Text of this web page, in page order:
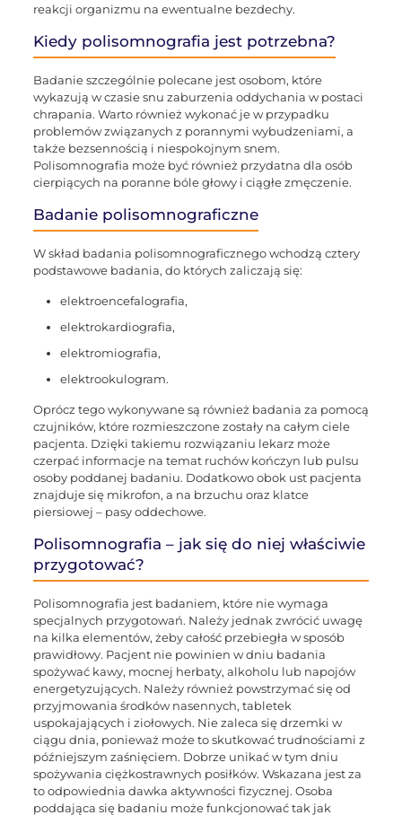
reakcji organizmu na ewentualne bezdechy.
Kiedy polisomnografia jest potrzebna?
Badanie szczególnie polecane jest osobom, które
wykazują w czasie snu zaburzenia oddychania w postaci
chrapania. Warto również wykonać je w przypadku
problemów związanych z porannymi wybudzeniami, a
także bezsennością i niespokojnym snem.
Polisomnografia może być również przydatna dla osób
cierpiących na poranne bóle głowy i ciągłe zmęczenie.
Badanie polisomnograficzne
W skład badania polisomnograficznego wchodzą cztery
podstawowe badania, do których zaliczają się:
elektroencefalografia,
elektrokardiografia,
elektromiografia,
elektrookulogram.
Oprócz tego wykonywane są również badania za pomocą
czujników, które rozmieszczone zostały na całym ciele
pacjenta. Dzięki takiemu rozwiązaniu lekarz może
czerpać informacje na temat ruchów kończyn lub pulsu
osoby poddanej badaniu. Dodatkowo obok ust pacjenta
znajduje się mikrofon, a na brzuchu oraz klatce
piersiowej – pasy oddechowe.
Polisomnografia – jak się do niej właściwie
przygotować?
Polisomnografia jest badaniem, które nie wymaga
specjalnych przygotowań. Należy jednak zwrócić uwagę
na kilka elementów, żeby całość przebiegła w sposób
prawidłowy. Pacjent nie powinien w dniu badania
spożywać kawy, mocnej herbaty, alkoholu lub napojów
energetyzujących. Należy również powstrzymać się od
przyjmowania środków nasennych, tabletek
uspokajających i ziołowych. Nie zaleca się drzemki w
ciągu dnia, ponieważ może to skutkować trudnościami z
późniejszym zaśnięciem. Dobrze unikać w tym dniu
spożywania ciężkostrawnych posiłków. Wskazana jest za
to odpowiednia dawka aktywności fizycznej. Osoba
poddająca się badaniu może funkcjonować tak jak